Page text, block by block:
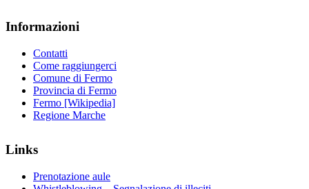
Informazioni
Contatti
Come raggiungerci
Comune di Fermo
Provincia di Fermo
Fermo [Wikipedia]
Regione Marche
Links
Prenotazione aule